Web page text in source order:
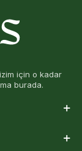
için o kadar
burada.